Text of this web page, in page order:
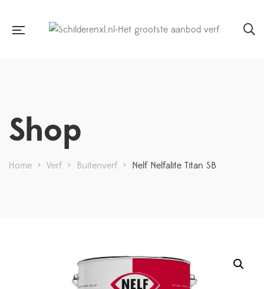
Shop
Home > Verf > Buitenverf > Nelf Nelfalite Titan SB